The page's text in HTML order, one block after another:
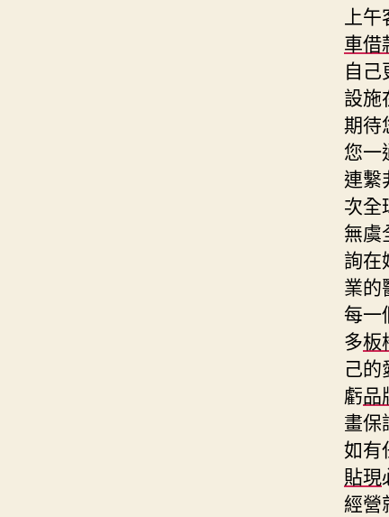
上
車借
自
設施
期待
您一
連繫
次全
無虞
詢在
業的
每一
多板
己的
虧品
畫保
如有
貼現
經營